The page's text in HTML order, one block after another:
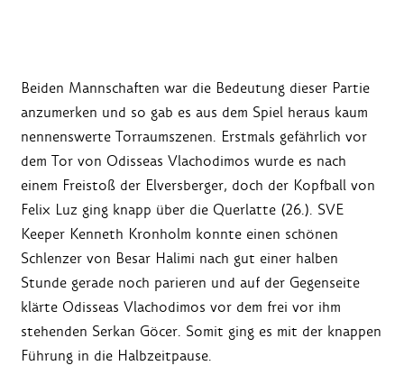
Beiden Mannschaften war die Bedeutung dieser Partie
anzumerken und so gab es aus dem Spiel heraus kaum
nennenswerte Torraumszenen. Erstmals gefährlich vor
dem Tor von Odisseas Vlachodimos wurde es nach
einem Freistoß der Elversberger, doch der Kopfball von
Felix Luz ging knapp über die Querlatte (26.). SVE
Keeper Kenneth Kronholm konnte einen schönen
Schlenzer von Besar Halimi nach gut einer halben
Stunde gerade noch parieren und auf der Gegenseite
klärte Odisseas Vlachodimos vor dem frei vor ihm
stehenden Serkan Göcer. Somit ging es mit der knappen
Führung in die Halbzeitpause.